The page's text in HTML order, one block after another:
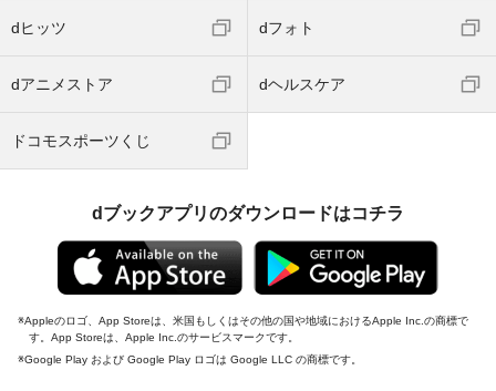
dヒッツ dフォト
dアニメストア dヘルスケア
ドコモスポーツくじ
dブックアプリのダウンロードはコチラ
Appleのロゴ、App Storeは、米国もしくはその他の国や地域におけるApple Inc.の商標で
す。App Storeは、Apple Inc.のサービスマークです。
Google Play および Google Play ロゴは Google LLC の商標です。